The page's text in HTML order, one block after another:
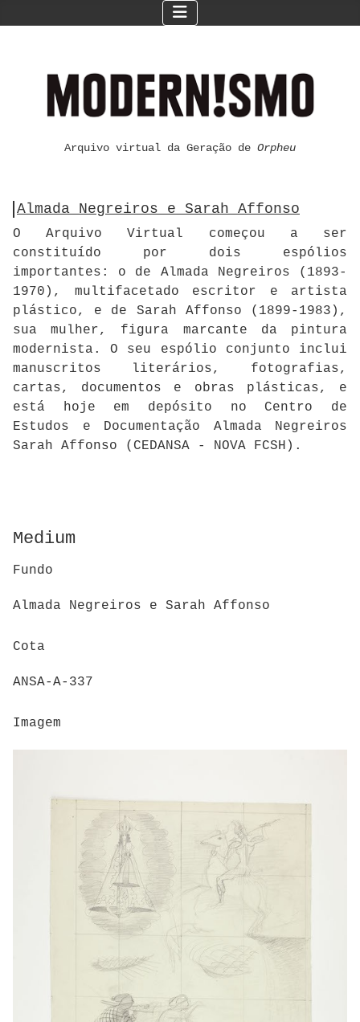
Arquivo virtual da Geração de Orpheu
Almada Negreiros e Sarah Affonso
O Arquivo Virtual começou a ser
constituído por dois espólios
importantes: o de Almada Negreiros (1893-
1970), multifacetado escritor e artista
plástico, e de Sarah Affonso (1899-1983),
sua mulher, figura marcante da pintura
modernista. O seu espólio conjunto inclui
manuscritos literários, fotografias,
cartas, documentos e obras plásticas, e
está hoje em depósito no Centro de
Estudos e Documentação Almada Negreiros
Sarah Affonso (CEDANSA - NOVA FCSH).
Medium
Fundo
Almada Negreiros e Sarah Affonso
Cota
ANSA-A-337
Imagem